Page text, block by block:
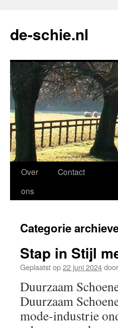
de-schie.nl
Spring
naar
inhoud
Over
ons
Contact
Categorie
Stap in Stijl
Geplaatst op22 juni 2024door
Duurzaam
Duurzaam
mode-industrie